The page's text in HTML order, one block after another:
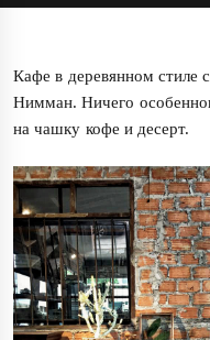
Кафе в деревянном стиле
Нимман. Ничего
на чашку кофе и десерт.